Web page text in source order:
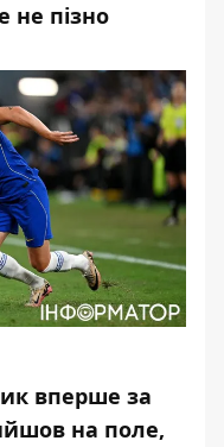
не пізно
вперше за
на поле,